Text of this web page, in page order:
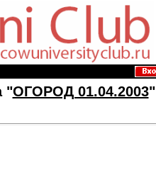
"ОГОРОД 01.04.2003"